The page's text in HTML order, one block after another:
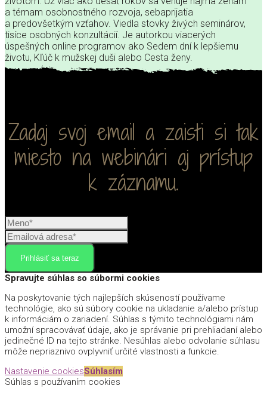
a témam osobnostného rozvoja, sebaprijatia
a predovšetkým vzťahov. Viedla stovky živých seminárov,
tisíce osobných konzultácií. Je autorkou viacerých
úspešných online programov ako Sedem dní k lepšiemu
životu, Kľúč k mužskej duši alebo Cesta ženy.
Zadaj svoj email a zaisti si tak
miesto na webinári aj prístup
k záznamu.
Prihlásiť sa teraz
Spravujte súhlas so súbormi cookies
Na poskytovanie tých najlepších skúseností používame
technológie, ako sú súbory cookie na ukladanie a/alebo prístup
k informáciám o zariadení. Súhlas s týmito technológiami nám
umožní spracovávať údaje, ako je správanie pri prehliadaní alebo
jedinečné ID na tejto stránke. Nesúhlas alebo odvolanie súhlasu
môže nepriaznivo ovplyvniť určité vlastnosti a funkcie.
Nastavenie cookiesSúhlasím
Súhlas s používaním cookies